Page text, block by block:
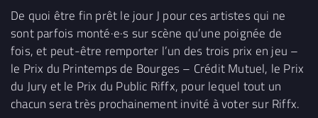
De quoi être fin prêt le jour J pour ces artistes qui ne
sont parfois monté·e·s sur scène qu’une poignée de
fois, et peut-être remporter l’un des trois prix en jeu –
le Prix du Printemps de Bourges – Crédit Mutuel, le Prix
du Jury et le Prix du Public Riffx, pour lequel tout un
chacun sera très prochainement invité à voter sur Riffx.